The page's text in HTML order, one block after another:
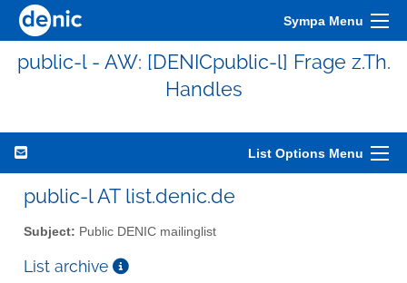
Sympa Menu
public-l - AW: [DENICpublic-l] Frage z.Th.
Handles
List Options Menu
public-l AT list.denic.de
Subject: Public DENIC mailinglist
List archive